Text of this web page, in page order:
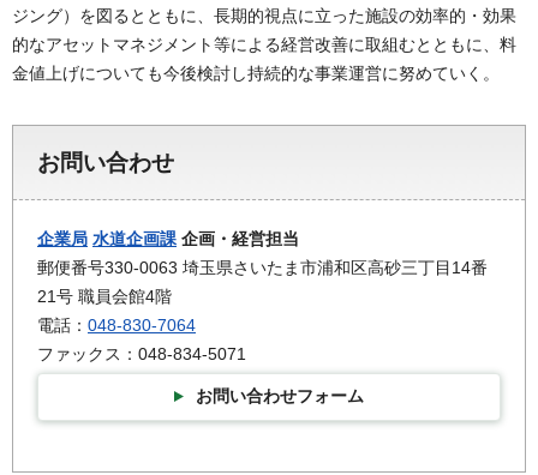
ジング）を図るとともに、長期的視点に立った施設の効率的・効果
的なアセットマネジメント等による経営改善に取組むとともに、料
金値上げについても今後検討し持続的な事業運営に努めていく。
お問い合わせ
企業局 水道企画課 企画・経営担当
郵便番号330-0063 埼玉県さいたま市浦和区高砂三丁目14番
21号 職員会館4階
電話： 048-830-7064
ファックス：048-834-5071
お問い合わせフォーム